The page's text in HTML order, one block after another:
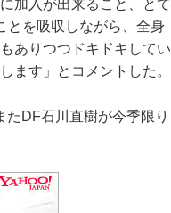
加入が出来ること、とて
とを吸収しながら、全身
ありつつドキドキしてい
ます」とコメントした。
DF石川直樹が今季限り